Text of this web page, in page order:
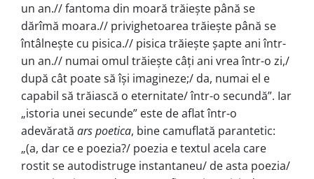
un an.// fantoma din moară trăiește până se
dărîmă moara.// privighetoarea trăiește până se
întâlnește cu pisica.// pisica trăiește șapte ani într-
un an.// numai omul trăiește câți ani vrea într-o zi,/
după cât poate să își imagineze;/ da, numai el e
capabil să trăiască o eternitate/ într-o secundă”. Iar
„istoria unei secunde” este de aflat într-o
adevărată ars poetica, bine camuflată parantetic:
„(a, dar ce e poezia?/ poezia e textul acela care
rostit se autodistruge instantaneu/ de asta poezia/